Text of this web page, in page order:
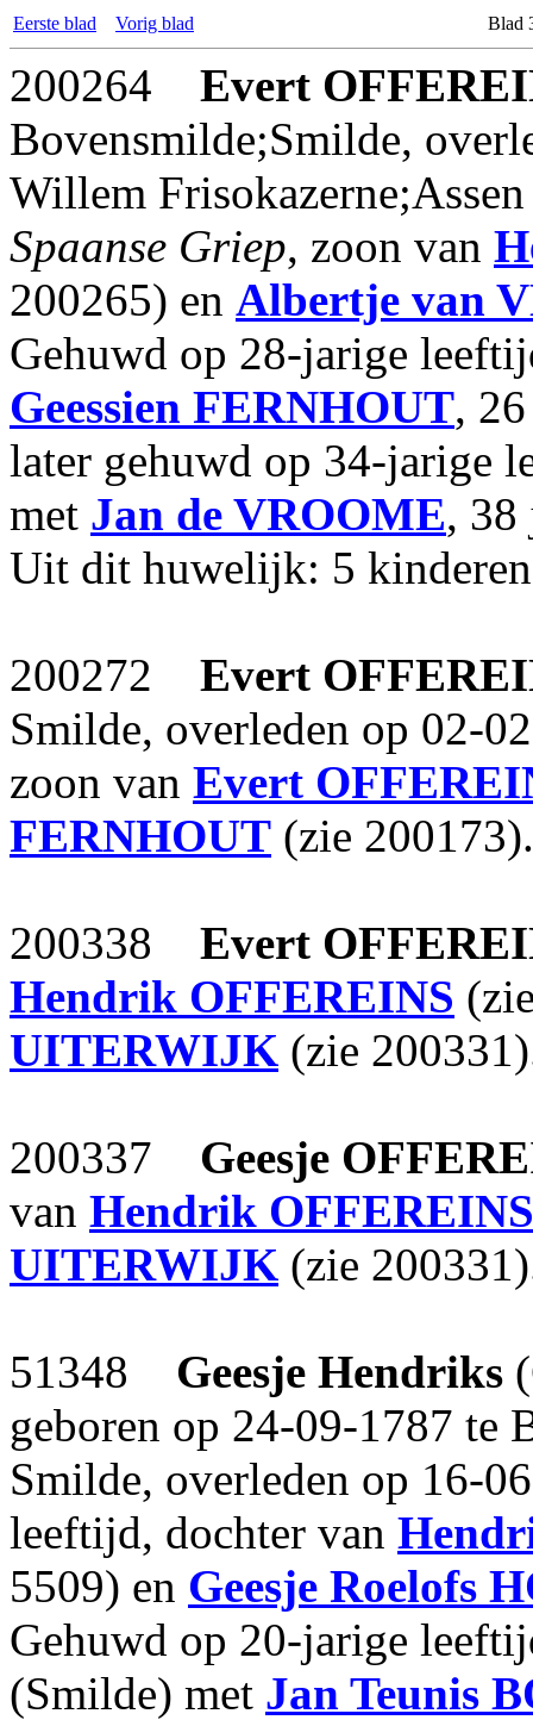
Eerste blad Vorig blad Blad
200264 Evert
Bovensmilde;Smilde,
Willem
Spaanse Griep, zoon van
200265) en Albertje van
Gehuwd op 28-jarige
Geessien FERNHOUT,
later gehuwd op 34-jarige
met Jan de VROOME, 38
Uit dit huwelijk: 5
200272 Evert
Smilde, overleden op 02-
zoon van Evert
FERNHOUT (zie 200173).
200338 Evert
Hendrik OFFEREINS
UITERWIJK (zie
200337 Geesje
van Hendrik OFFEREINS
UITERWIJK (zie
51348 Geesje Hendriks
geboren op 24-09-1787 te
Smilde, overleden op 16-
leeftijd, dochter van
5509) en Geesje Roelofs
Gehuwd op 20-jarige
(Smilde) met Jan Teunis